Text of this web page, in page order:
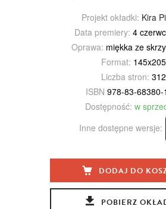
Projekt okładki: Kira
Data premiery: 4
Oprawa: miękka ze
Format: 145x205
Liczba stron: 312
ISBN 978-83-68380-
Dostępność: w
Inne dostępne wersje:
DODAJ DO
POBIERZ